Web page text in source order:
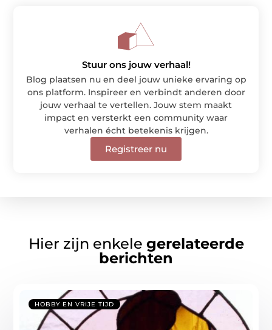
Stuur ons jouw verhaal!
Blog plaatsen nu en deel jouw unieke ervaring op
ons platform. Inspireer en verbindt anderen door
jouw verhaal te vertellen. Jouw stem maakt
impact en versterkt een community waar
verhalen écht betekenis krijgen.
Registreer nu
Hier zijn enkele gerelateerde
berichten
HOBBY EN VRIJE TIJD